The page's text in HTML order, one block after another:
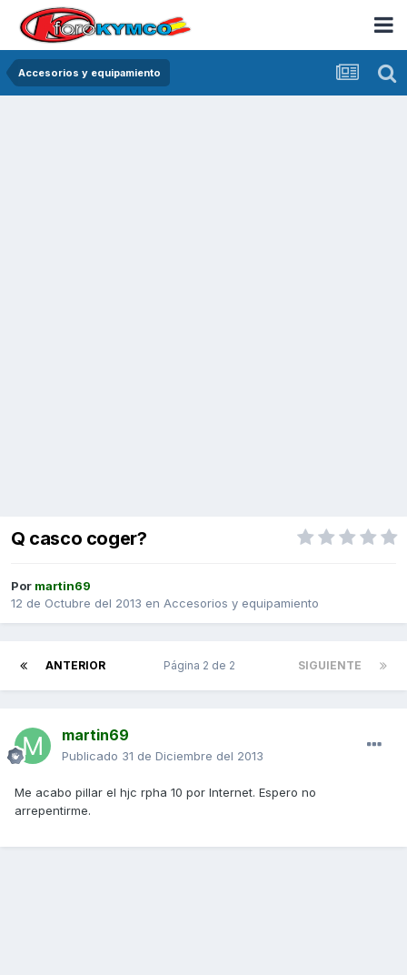
Accesorios y equipamiento
Q casco coger?
Por martin69
12 de Octubre del 2013 en Accesorios y equipamiento
ANTERIOR SIGUIENTE
Página 2 de 2
martin69
Publicado 31 de Diciembre del 2013
Me acabo pillar el hjc rpha 10 por Internet. Espero no
arrepentirme.